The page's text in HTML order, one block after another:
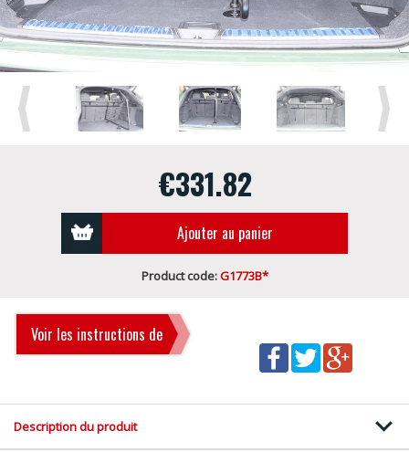
Previous Next
€331.82
Ajouter au panier
Product code:G1773B*
Voir les instructions de
Description du produit